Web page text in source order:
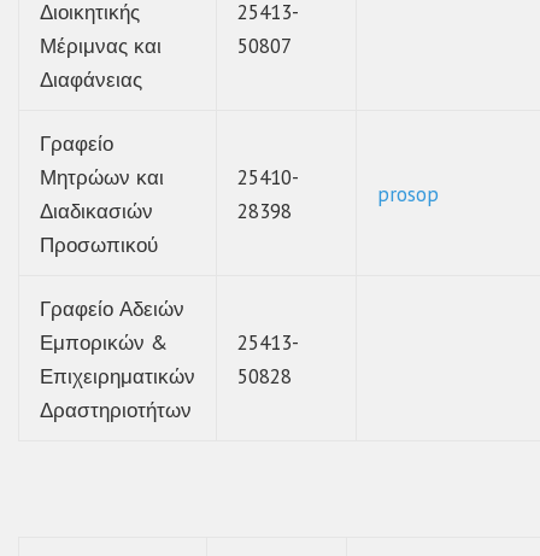
Διοικητικής
Μέριμνας και
Διαφάνειας
25413-
50807
Γραφείο
Μητρώων και
Διαδικασιών
Προσωπικού
25410-
28398
prosop
Γραφείο Αδειών
Εμπορικών &
Επιχειρηματικών
Δραστηριοτήτων
25413-
50828